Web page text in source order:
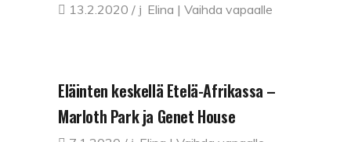
13.2.2020 Elina | Vaihda vapaalle
Eläinten keskellä Etelä-Afrikassa –
Marloth Park ja Genet House